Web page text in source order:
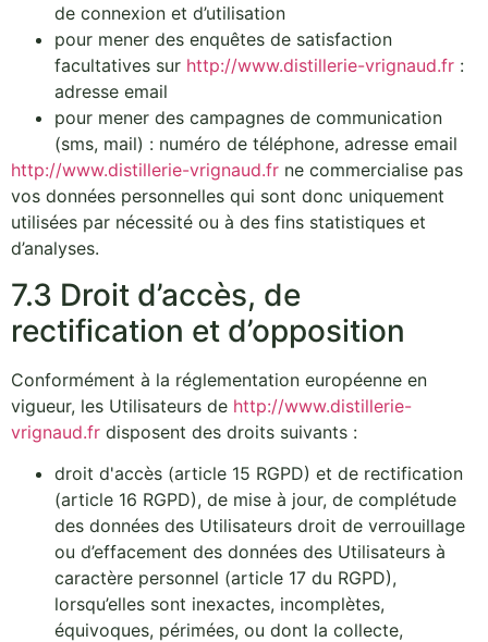
de connexion et d’utilisation
pour mener des enquêtes de satisfaction
facultatives sur http://www.distillerie-vrignaud.fr :
adresse email
pour mener des campagnes de communication
(sms, mail) : numéro de téléphone, adresse email
http://www.distillerie-vrignaud.fr ne commercialise pas
vos données personnelles qui sont donc uniquement
utilisées par nécessité ou à des fins statistiques et
d’analyses.
7.3 Droit d’accès, de
rectification et d’opposition
Conformément à la réglementation européenne en
vigueur, les Utilisateurs de http://www.distillerie-
vrignaud.fr disposent des droits suivants :
droit d'accès (article 15 RGPD) et de rectification
(article 16 RGPD), de mise à jour, de complétude
des données des Utilisateurs droit de verrouillage
ou d’effacement des données des Utilisateurs à
caractère personnel (article 17 du RGPD),
lorsqu’elles sont inexactes, incomplètes,
équivoques, périmées, ou dont la collecte,